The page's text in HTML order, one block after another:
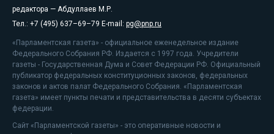
редактора — Абдуллаев М.Р.
Тел.: +7 (495) 637–69–79 E-mail: pg@pnp.ru
«Парламентская газета» - официальное еженедельное издание
Федерального Собрания РФ. Издается с 1997 года. Учредители
газеты - Государственная Дума и Совет Федерации РФ. Официальный
публикатор федеральных конституционных законов, федеральных
законов и актов палат Федерального Собрания. «Парламентская
газета» имеет пункты печати и представительства в десяти субъектах
федерации.
Сайт «Парламентской газеты» - это оперативные новости и